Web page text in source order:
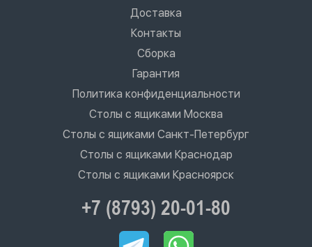
Доставка
Контакты
Сборка
Гарантия
Политика конфиденциальности
Столы с ящиками Москва
Столы с ящиками Санкт-Петербург
Столы с ящиками Краснодар
Столы с ящиками Красноярск
+7 (8793) 20-01-80